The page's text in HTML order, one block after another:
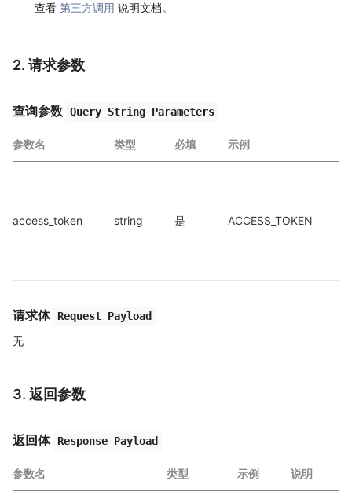
查看 第三方调用 说明文档。
2. 请求参数
查询参数 Query String Parameters
参数名 类型 必填 示例
access_token string 是 ACCESS_TOKEN
请求体 Request Payload
无
3. 返回参数
返回体 Response Payload
参数名 类型 示例 说明